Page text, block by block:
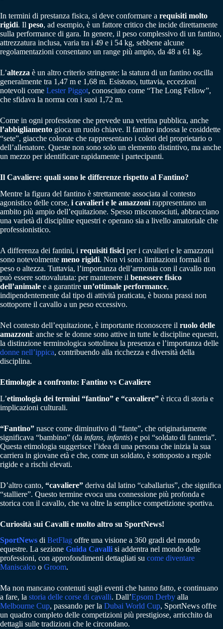
In termini di prestanza fisica, si deve conformare a requisiti molto
rigidi. Il peso, ad esempio, è un fattore critico che incide direttamente
sulla performance di gara. In genere, il peso complessivo di un fantino,
attrezzatura inclusa, varia tra i 49 e i 54 kg, sebbene alcune
regolamentazioni consentano un range più ampio, da 48 a 61 kg.
L’altezza è un altro criterio stringente: la statura di un fantino oscilla
generalmente tra 1,47 m e 1,68 m. Esistono, tuttavia, eccezioni
notevoli come Lester Piggot, conosciuto come “The Long Fellow”,
che sfidava la norma con i suoi 1,72 m.
Come in ogni professione che prevede una vetrina pubblica, anche
l’abbigliamento gioca un ruolo chiave. Il fantino indossa le cosiddette
“sete”, giacche colorate che rappresentano i colori del proprietario o
dell’allenatore. Queste non sono solo un elemento distintivo, ma anche
un mezzo per identificare rapidamente i partecipanti.
Il Cavaliere: quali sono le differenze rispetto al Fantino?
Mentre la figura del fantino è strettamente associata al contesto
agonistico delle corse, i cavalieri e le amazzoni rappresentano un
ambito più ampio dell’equitazione. Spesso misconosciuti, abbracciano
una varietà di discipline equestri e operano sia a livello amatoriale che
professionistico.
A differenza dei fantini, i requisiti fisici per i cavalieri e le amazzoni
sono notevolmente meno rigidi. Non vi sono limitazioni formali di
peso o altezza. Tuttavia, l’importanza dell’armonia con il cavallo non
può essere sottovalutata: per mantenere il benessere fisico
dell’animale e a garantire un’ottimale performance,
indipendentemente dal tipo di attività praticata, è buona prassi non
sottoporre il cavallo a un peso eccessivo.
Nel contesto dell’equitazione, è importante riconoscere il ruolo delle
amazzoni: anche se le donne sono attive in tutte le discipline equestri,
la distinzione terminologica sottolinea la presenza e l’importanza delle
donne nell’ippica, contribuendo alla ricchezza e diversità della
disciplina.
Etimologie a confronto: Fantino vs Cavaliere
L’etimologia dei termini “fantino” e “cavaliere” è ricca di storia e
implicazioni culturali.
“Fantino” nasce come diminutivo di “fante”, che originariamente
significava “bambino” (da infans, infantis) e poi “soldato di fanteria”.
Questa etimologia suggerisce l’idea di una persona che inizia la sua
carriera in giovane età e che, come un soldato, è sottoposto a regole
rigide e a rischi elevati.
D’altro canto, “cavaliere” deriva dal latino “caballarius”, che significa
“stalliere”. Questo termine evoca una connessione più profonda e
storica con il cavallo, che va oltre la semplice competizione sportiva.
Curiosità sui Cavalli e molto altro su SportNews!
SportNews di BetFlag offre una visione a 360 gradi del mondo
equestre. La sezione Guida Cavalli si addentra nel mondo delle
professioni, con approfondimenti dettagliati su come diventare
Maniscalco o Groom.
Ma non mancano contenuti sugli eventi che hanno fatto, e continuano
a fare, la storia delle corse di cavalli. Dall’Epsom Derby alla
Melbourne Cup, passando per la Dubai World Cup, SportNews offre
un quadro completo delle competizioni più prestigiose, arricchito da
dettagli sulle tradizioni che le circondano.